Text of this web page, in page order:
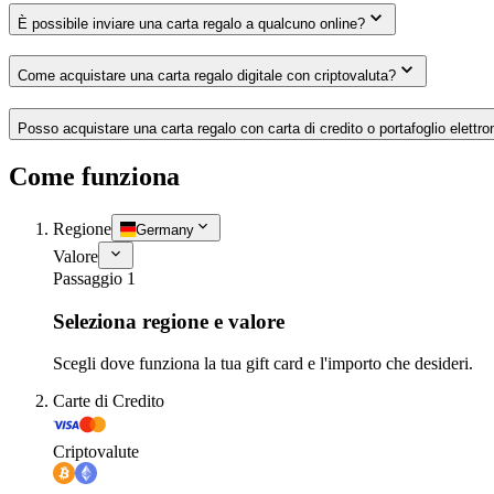
È possibile inviare una carta regalo a qualcuno online?
Come acquistare una carta regalo digitale con criptovaluta?
Posso acquistare una carta regalo con carta di credito o portafoglio
Come funziona
Regione Germany
Valore
Passaggio 1
Seleziona regione e valore
Scegli dove funziona la tua gift card e l'importo che desideri.
Carte di Credito
Criptovalute